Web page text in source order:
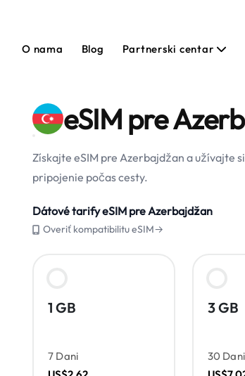
O nama Blog Partnerski centar
eSIM pre
Získajte eSIM pre Azerbajdžan a užívajte
pripojenie počas cesty.
Dátové tarify eSIM pre Azerbajdžan
Overiť kompatibilitu eSIM→
1 GB
7 Dani
3 GB
30 Dani